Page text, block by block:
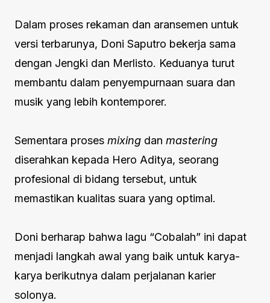
Dalam proses rekaman dan aransemen untuk
versi terbarunya, Doni Saputro bekerja sama
dengan Jengki dan Merlisto. Keduanya turut
membantu dalam penyempurnaan suara dan
musik yang lebih kontemporer.
Sementara proses mixing dan mastering
diserahkan kepada Hero Aditya, seorang
profesional di bidang tersebut, untuk
memastikan kualitas suara yang optimal.
Doni berharap bahwa lagu “Cobalah” ini dapat
menjadi langkah awal yang baik untuk karya-
karya berikutnya dalam perjalanan karier
solonya.